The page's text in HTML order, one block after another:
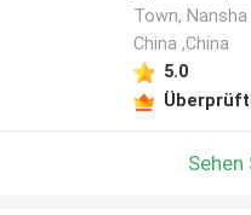
Town,
China ,China
5.0
Sehen